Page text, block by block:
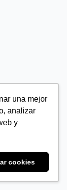
una mejor
analizar
y
cookies